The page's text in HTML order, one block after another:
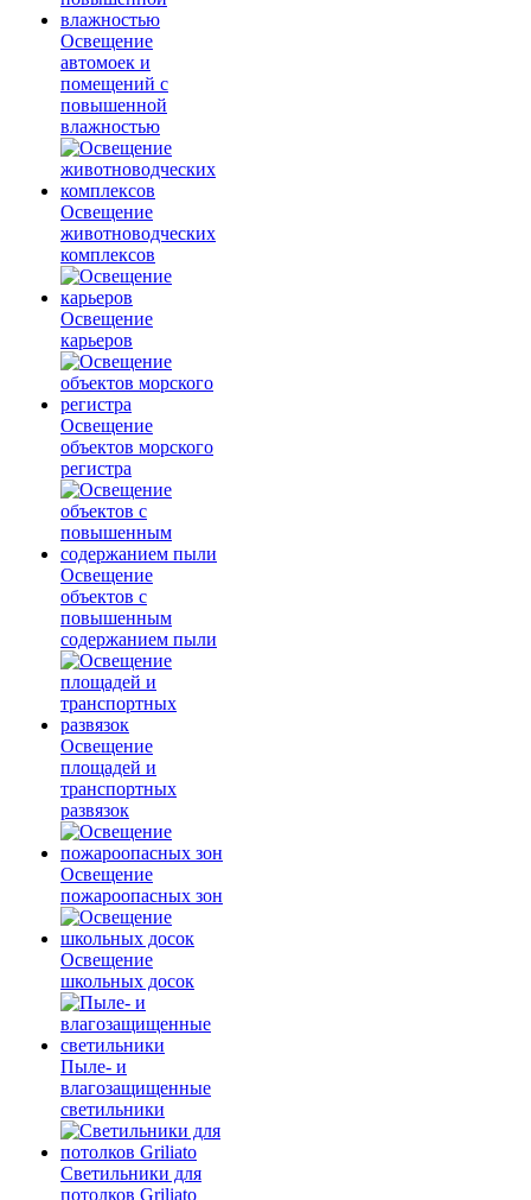
Освещение
автомоек и
помещений с
повышенной
влажностью
Освещение
животноводческих
комплексов
Освещение
карьеров
Освещение
объектов морского
регистра
Освещение
объектов с
повышенным
содержанием пыли
Освещение
площадей и
транспортных
развязок
Освещение
пожароопасных зон
Освещение
школьных досок
Пыле- и
влагозащищенные
светильники
Светильники для
потолков Griliato